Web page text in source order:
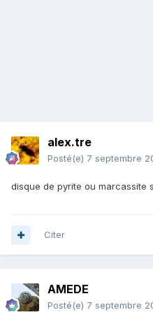
alex.tre
Posté(e) 7 septembre
disque de pyrite ou marcassite
Citer
AMEDE
Posté(e) 7 septembre